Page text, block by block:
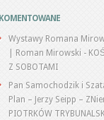
KOMENTOWANE
Wystawy Romana
| Roman Mirowski -
Z SOBOTAMI
Pan Samochodzik i
Plan – Jerzy Seipp –
PIOTRKÓW